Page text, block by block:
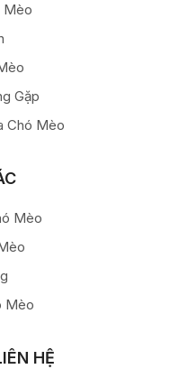
Mèo
Gặp
Chó Mèo
Mèo
Mèo
HỆ